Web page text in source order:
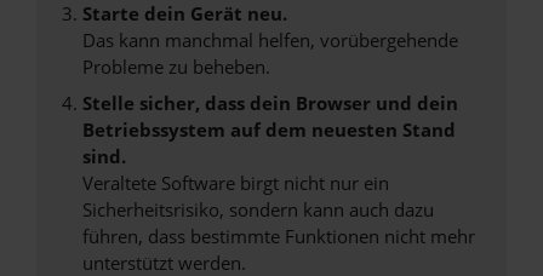
Starte dein Gerät neu.
Das kann manchmal helfen, vorübergehende
Probleme zu beheben.
Stelle sicher, dass dein Browser und dein
Betriebssystem auf dem neuesten Stand
sind.
Veraltete Software birgt nicht nur ein
Sicherheitsrisiko, sondern kann auch dazu
führen, dass bestimmte Funktionen nicht mehr
unterstützt werden.